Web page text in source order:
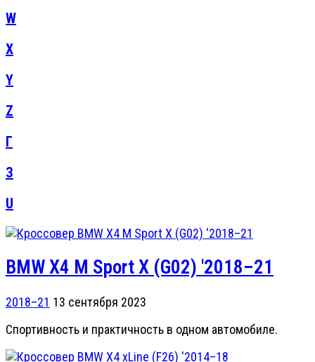
W
X
Y
Z
Г
З
U
BMW X4 M Sport X (G02) '2018–21
2018–21 13 сентября 2023
Cпортивность и практичность в одном автомобиле.